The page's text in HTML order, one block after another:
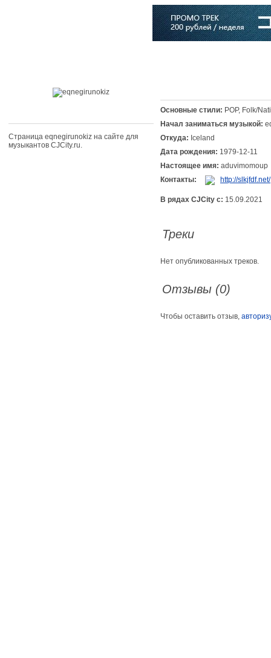
Страница eqnegirunokiz на сайте для
музыкантов CJCity.ru.
Основные стили: POP, Folk/
Начал заниматься музыкой:
Откуда: Iceland
Дата рождения: 1979-12-11
Настоящее имя: aduvimomoup
Контакты:
http://slkjfdf.net/
В рядах CJCity с: 15.09.2021
Треки
Нет опубликованных треков.
Отзывы (0)
Чтобы оставить отзыв,